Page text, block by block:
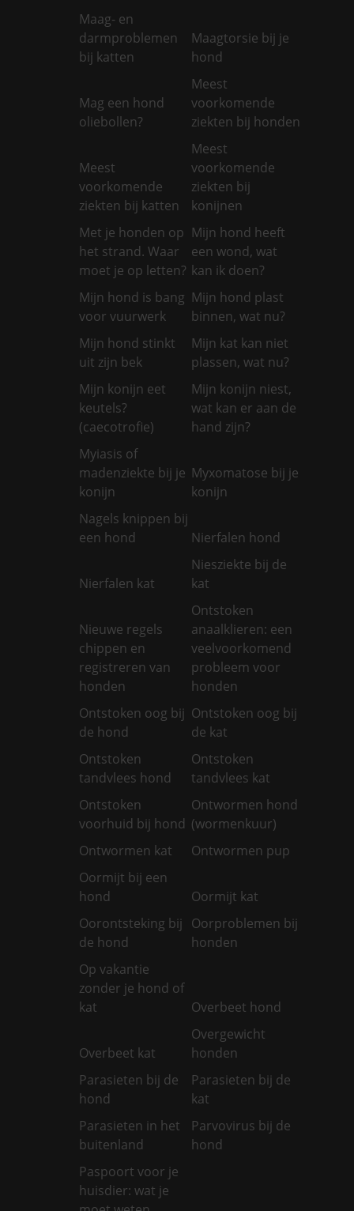
Maag- en
darmproblemen
bij katten
Maagtorsie bij je
hond
Mag een hond
oliebollen?
Meest
voorkomende
ziekten bij honden
Meest
voorkomende
ziekten bij katten
Meest
voorkomende
ziekten bij
konijnen
Met je honden op
het strand. Waar
moet je op letten?
Mijn hond heeft
een wond, wat
kan ik doen?
Mijn hond is bang
voor vuurwerk
Mijn hond plast
binnen, wat nu?
Mijn hond stinkt
uit zijn bek
Mijn kat kan niet
plassen, wat nu?
Mijn konijn eet
keutels?
(caecotrofie)
Mijn konijn niest,
wat kan er aan de
hand zijn?
Myiasis of
madenziekte bij je
konijn
Myxomatose bij je
konijn
Nagels knippen bij
een hond
Nierfalen hond
Nierfalen kat
Niesziekte bij de
kat
Nieuwe regels
chippen en
registreren van
honden
Ontstoken
anaalklieren: een
veelvoorkomend
probleem voor
honden
Ontstoken oog bij
de hond
Ontstoken oog bij
de kat
Ontstoken
tandvlees hond
Ontstoken
tandvlees kat
Ontstoken
voorhuid bij hond
Ontwormen hond
(wormenkuur)
Ontwormen kat
Ontwormen pup
Oormijt bij een
hond
Oormijt kat
Oorontsteking bij
de hond
Oorproblemen bij
honden
Op vakantie
zonder je hond of
kat
Overbeet hond
Overbeet kat
Overgewicht
honden
Parasieten bij de
hond
Parasieten bij de
kat
Parasieten in het
buitenland
Parvovirus bij de
hond
Paspoort voor je
huisdier: wat je